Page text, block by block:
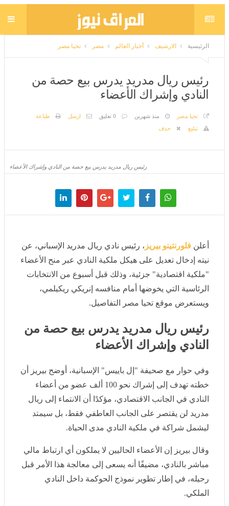
الرئيسية الارشيف أخبار العالم تحيا مصر
رئيس ريال مدريد يدرس بيع حصة من
النادي وإشراك الأعضاء
رئيس ريال مدريد يدرس بيع حصة من النادي وإشراك الأعضاء
أعلن فلورنتينو بيريز
، رئيس نادي ريال مدريد الإسباني، عن
نيته إدخال تعديل على هيكل ملكية النادي عبر منح الأعضاء
"ملكية اقتصادية" جزئية، وذلك قبل أسبوع من الانتخابات
الرئاسية التي يخوضها أمام منافسه إنريكي ريكيلمي،
ويستعرض موقع تحيا مصر التفاصيل.
رئيس ريال مدريد يدرس بيع حصة من
النادي وإشراك الأعضاء
وفي حوار مع صحيفة "إل باييس" الإسبانية، أوضح بيريز أن
خطته تهدف إلى إشراك نحو 100 ألف عضو من أعضاء النادي
في الجانب الاقتصادي، مؤكدًا أن الانتماء إلى ريال مدريد لن
يقتصر على الجانب العاطفي فقط، بل سيمتد ليشمل شراكة
في ملكية النادي مدى الحياة.
وقال بيريز إن الأعضاء الحاليين لا يملكون أي ارتباط مالي
مباشر بالنادي، مضيفًا أنه يسعى إلى معالجة هذا الأمر قبل
رحيله، في إطار تطوير نموذج الحوكمة داخل النادي الملكي.
وتطرق رئيس ريال مدريد إلى إمكانية بيع حصة أقلية من